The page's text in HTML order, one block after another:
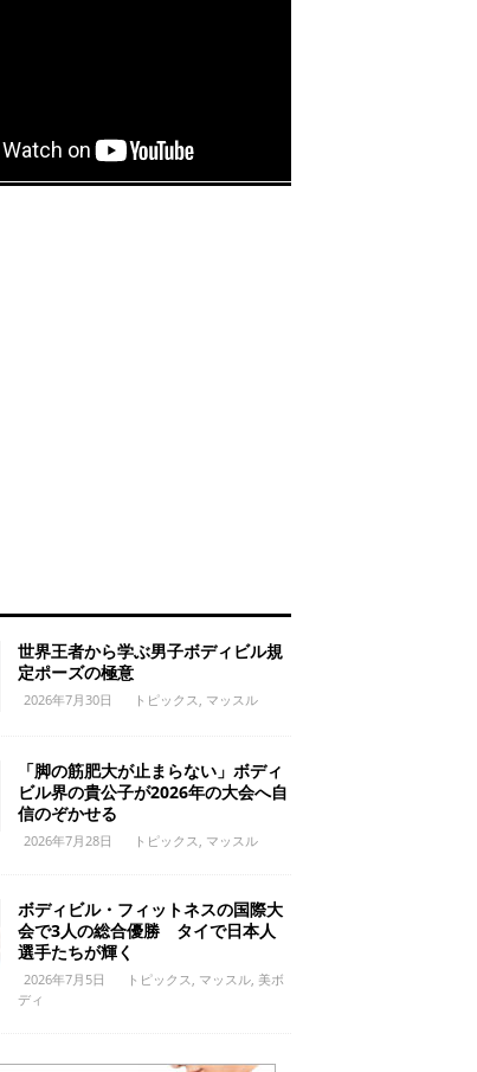
世界王者から学ぶ男子ボディビル規
定ポーズの極意
2026年7月30日 トピックス マッスル
「脚の筋肥大が止まらない」ボディ
ビル界の貴公子が2026年の大会へ自
信のぞかせる
2026年7月28日 トピックス マッスル
ボディビル・フィットネスの国際大
会で3人の総合優勝 タイで日本人
選手たちが輝く
2026年7月5日 トピックス マッスル, 美ボ
ディ